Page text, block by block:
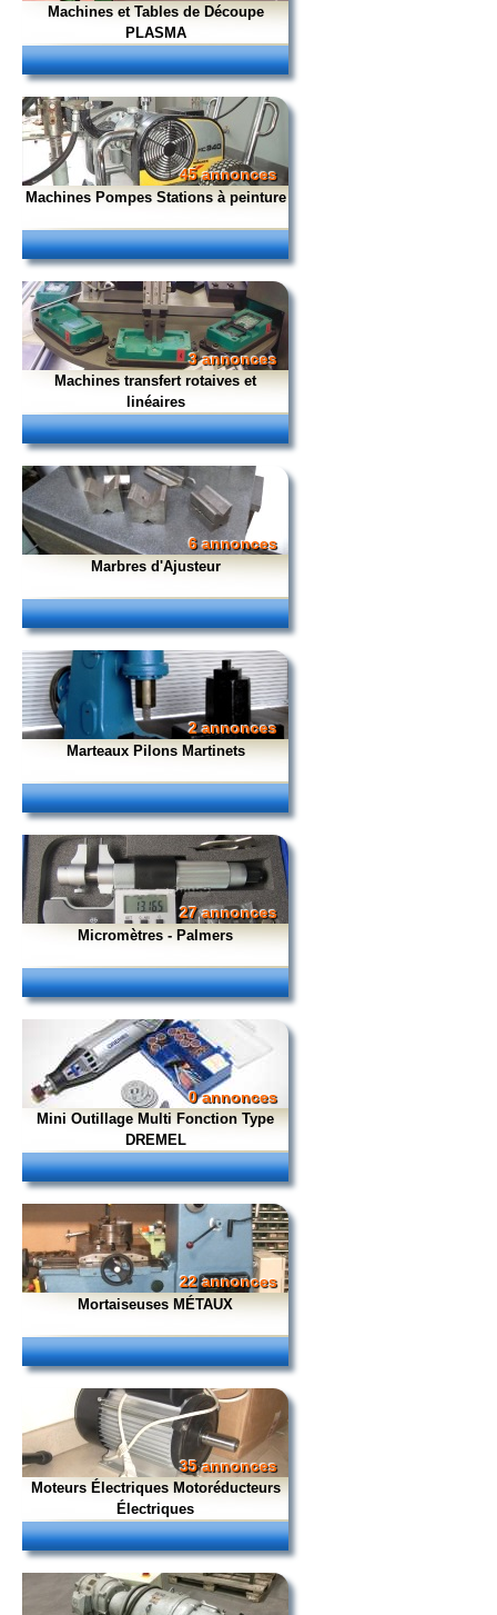
Machines et Tables de Découpe
PLASMA
45 annonces
Machines Pompes Stations à peinture
3 annonces
Machines transfert rotaives et
linéaires
6 annonces
Marbres d'Ajusteur
2 annonces
Marteaux Pilons Martinets
27 annonces
Micromètres - Palmers
0 annonces
Mini Outillage Multi Fonction Type
DREMEL
22 annonces
Mortaiseuses MÉTAUX
35 annonces
Moteurs Électriques Motoréducteurs
Électriques